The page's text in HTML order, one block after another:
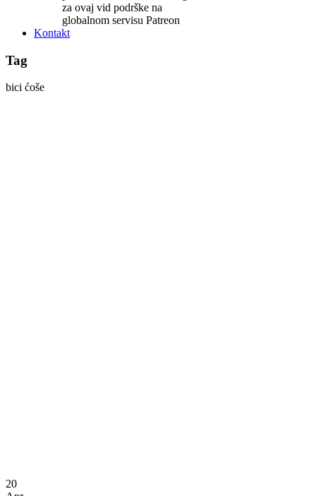
za ovaj vid podrške na
globalnom servisu Patreon
Kontakt
Tag
bici ćoše
20